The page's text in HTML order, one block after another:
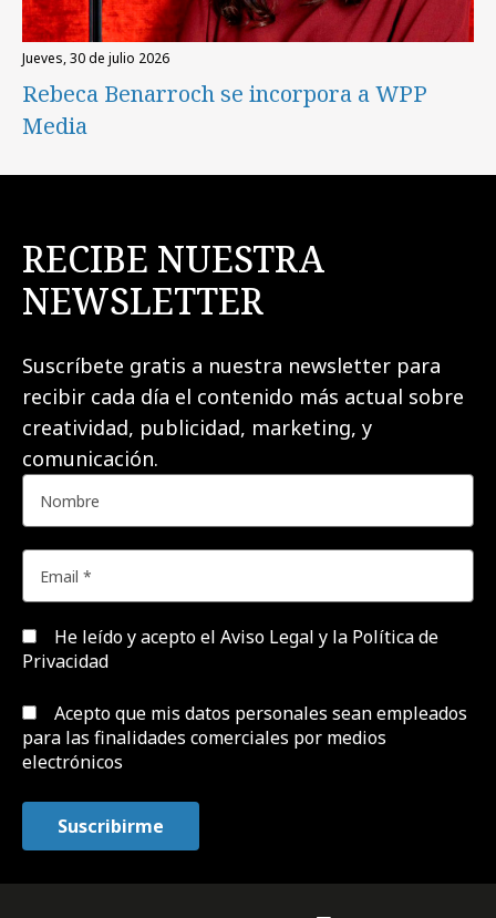
jueves, 30 de julio 2026
Rebeca Benarroch se incorpora a WPP
Media
RECIBE NUESTRA
NEWSLETTER
Suscríbete gratis a nuestra newsletter para
recibir cada día el contenido más actual sobre
creatividad, publicidad, marketing, y
comunicación.
He leído y acepto el Aviso Legal y la Política de
Privacidad
Acepto que mis datos personales sean empleados
para las finalidades comerciales por medios
electrónicos